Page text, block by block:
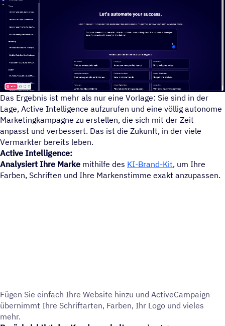
Geben Sie Active Intelligence eine Eingabeaufforderung,
Das Ergebnis ist mehr als nur eine Vorlage: Sie sind in der
Lage, Active Intelligence aufzurufen und eine völlig autonome
Marketingkampagne zu erstellen, die sich mit der Zeit
anpasst und verbessert. Das ist die Zukunft, in der viele
Vermarkter bereits leben.
Active Intelligence:
Analysiert Ihre Marke mithilfe des KI-Brand-Kit, um Ihre
Farben, Schriften und Ihre Markenstimme exakt anzupassen.
Fügen Sie einfach Ihre Website hinzu und ActiveCampaign
über­nimmt Ihre Schrift­ar­ten, Farben, Ihr Logo und vieles
mehr.